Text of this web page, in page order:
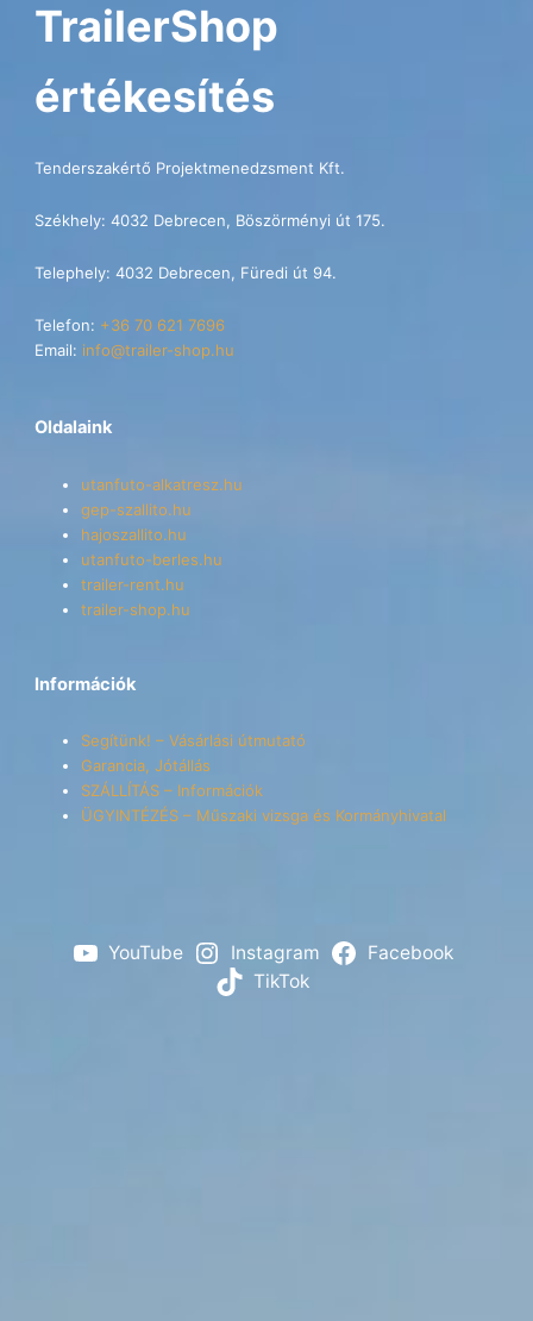
TrailerShop
értékesítés
Tenderszakértő Projektmenedzsment Kft.
Székhely: 4032 Debrecen, Böszörményi út 175.
Telephely: 4032 Debrecen, Füredi út 94.
Telefon: +36 70 621 7696
Email: info@trailer-shop.hu
Oldalaink
utanfuto-alkatresz.hu
gep-szallito.hu
hajoszallito.hu
utanfuto-berles.hu
trailer-rent.hu
trailer-shop.hu
Információk
Segítünk! – Vásárlási útmutató
Garancia, Jótállás
SZÁLLÍTÁS – Információk
ÜGYINTÉZÉS – Műszaki vizsga és Kormányhivatal
YouTube Instagram
Facebook
TikTok